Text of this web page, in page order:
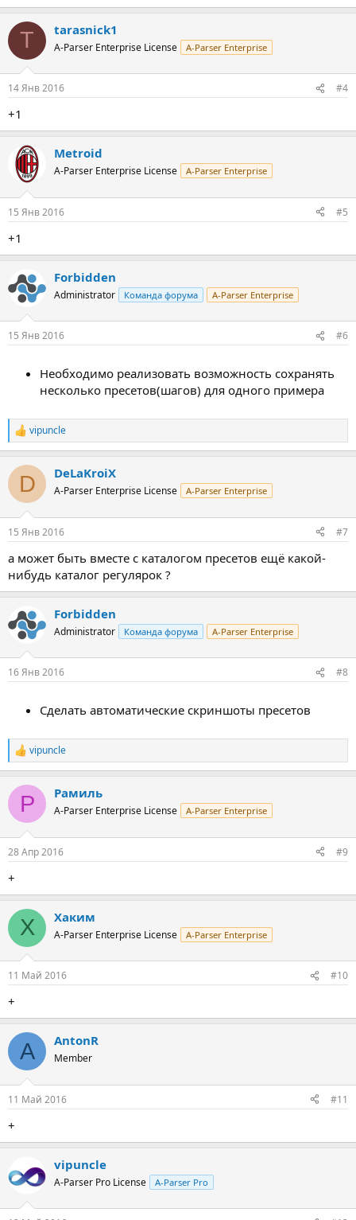
T tarasnick1
A-Parser Enterprise License A-Parser Enterprise
14 Янв 2016 #4
+1
Metroid
A-Parser Enterprise License A-Parser Enterprise
15 Янв 2016 #5
+1
Forbidden
Administrator Команда форума A-Parser Enterprise
15 Янв 2016 #6
Необходимо реализовать возможность сохранять
несколько пресетов(шагов) для одного примера
Р
е
к
и
vipuncle
D DeLaKroiX
A-Parser Enterprise License A-Parser Enterprise
15 Янв 2016 #7
а может быть вместе с каталогом пресетов ещё какой-
нибудь каталог регулярок ?
Forbidden
Administrator Команда форума A-Parser Enterprise
16 Янв 2016 #8
Сделать автоматические скриншоты пресетов
Р
е
к
и
vipuncle
Р Рамиль
A-Parser Enterprise License A-Parser Enterprise
28 Апр 2016 #9
+
Х Хаким
A-Parser Enterprise License A-Parser Enterprise
11 Май 2016 #10
+
A AntonR
Member
11 Май 2016 #11
+
vipuncle
A-Parser Pro License A-Parser Pro